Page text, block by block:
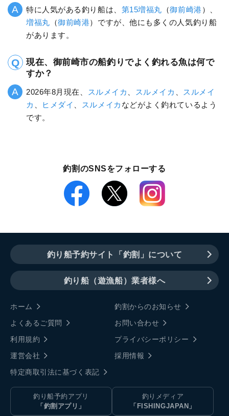
特に人気がある釣り船は、 第15増福丸 （御前崎港 ）、
増福丸 （御前崎港）ですが、他にも多くの人気釣り船
があります。
現在、御前崎市の船釣りでよく釣れる魚は何で
すか？
2026年8月現在、 スルメイカ スルメイカ
スルメイ
カ
ヒメダイ スルメイカ などがよく釣れているよう
です。
釣割のSNSをフォローする
釣り船予約サイト「釣割」について
釣り船（遊漁船）業者様へ
ホーム
釣割からのお知らせ
よくあるご質問
お問い合わせ
利用規約
プライバシーポリシー
運営会社
採用情報
特定商取引法に基づく表記
釣り船予約アプリ
「釣割アプリ」
釣りメディア
「FISHINGJAPAN」